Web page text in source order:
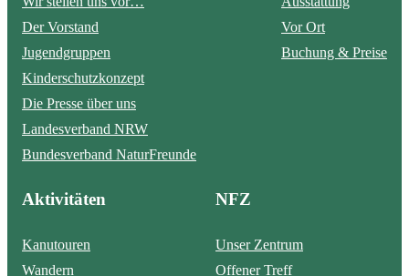
Der Vorstand
Jugendgruppen
Kinderschutzkonzept
Die Presse über uns
Landesverband NRW
Bundesverband NaturFreunde
Vor Ort
Buchung & Preise
Aktivitäten
Kanutouren
Wandern
NFZ
Unser Zentrum
Offener Treff